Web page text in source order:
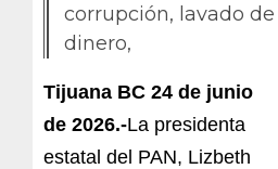
corrupción, lavado de
dinero,
Tijuana BC 24 de junio
de 2026.-La presidenta
estatal del PAN, Lizbeth